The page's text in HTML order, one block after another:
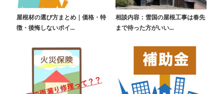
屋根材の選び方まとめ｜価格・特
徴・後悔しないポイ...
相談内容：雪国の屋根工事は春先
まで待った方がいい...